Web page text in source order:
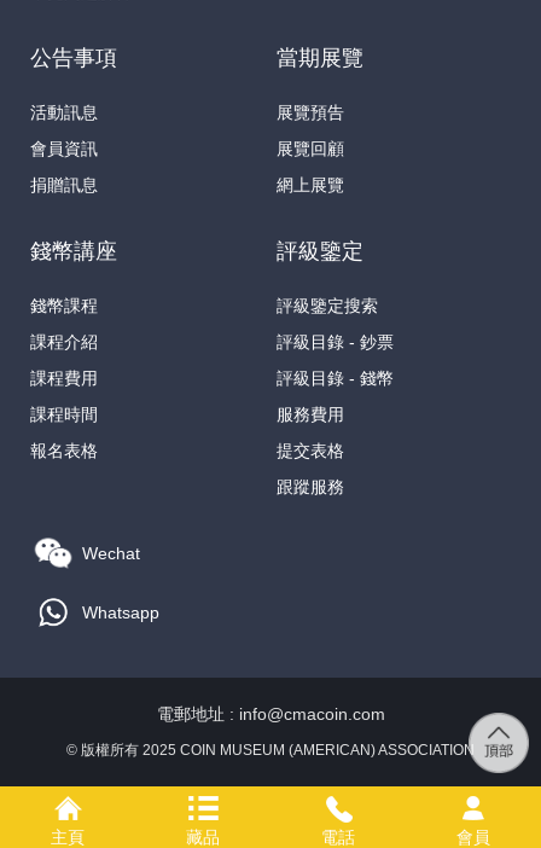
公告事項
活動訊息
會員資訊
捐贈訊息
當期展覽
展覽預告
展覽回顧
網上展覽
錢幣講座
錢幣課程
課程介紹
課程費用
課程時間
報名表格
評級鑒定
評級鑒定搜索
評級目錄 - 鈔票
評級目錄 - 錢幣
服務費用
提交表格
跟蹤服務
Wechat
Whatsapp
電郵地址 : info@cmacoin.com
© 版權所有 2025 COIN MUSEUM (AMERICAN) ASSOCIATION
主頁 藏品 電話 會員